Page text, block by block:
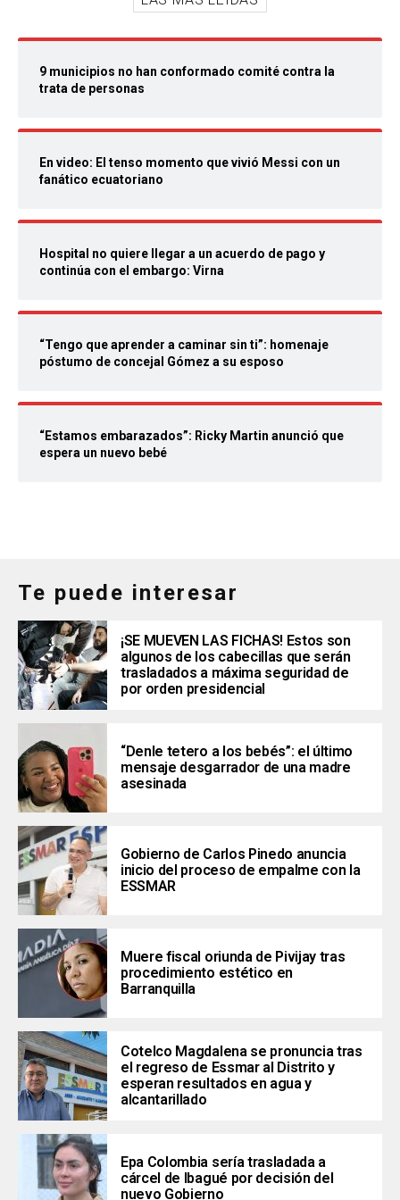
9 municipios no han conformado comité contra la
trata de personas
En video: El tenso momento que vivió Messi con un
fanático ecuatoriano
Hospital no quiere llegar a un acuerdo de pago y
continúa con el embargo: Virna
“Tengo que aprender a caminar sin ti”: homenaje
póstumo de concejal Gómez a su esposo
“Estamos embarazados”: Ricky Martin anunció que
espera un nuevo bebé
Te puede interesar
¡SE MUEVEN LAS FICHAS! Estos son
algunos de los cabecillas que serán
trasladados a máxima seguridad de
por orden presidencial
“Denle tetero a los bebés”: el último
mensaje desgarrador de una madre
asesinada
Gobierno de Carlos Pinedo anuncia
inicio del proceso de empalme con la
ESSMAR
Muere fiscal oriunda de Pivijay tras
procedimiento estético en
Barranquilla
Cotelco Magdalena se pronuncia tras
el regreso de Essmar al Distrito y
esperan resultados en agua y
alcantarillado
Epa Colombia sería trasladada a
cárcel de Ibagué por decisión del
nuevo Gobierno